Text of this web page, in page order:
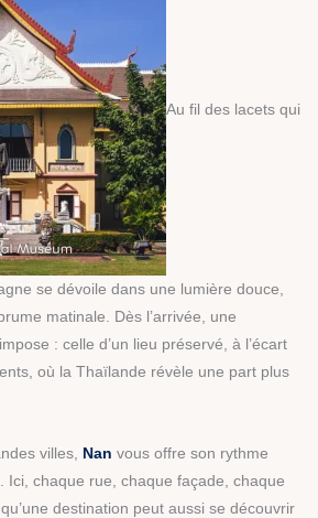
Au fil des lacets qui
se dévoile dans une lumière douce,
matinale. Dès l’arrivée, une
: celle d’un lieu préservé, à l’écart
où la Thaïlande révèle une part plus
villes, Nan vous offre son rythme
Ici, chaque rue, chaque façade, chaque
destination peut aussi se découvrir